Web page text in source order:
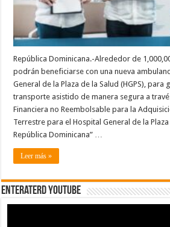
República Dominicana.-Alrededor de
podrán beneficiarse con una nueva
General de la Plaza de la Salud (HGPS),
transporte asistido de manera segura a
Financiera no Reembolsable para la
Terrestre para el Hospital General de la Plaza
República Dominicana” …
Leer más »
EnterateRD YOUTUBE